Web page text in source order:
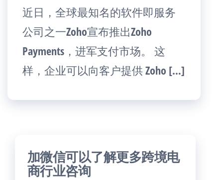
近日，全球最知名的软件即服务
公司之一Zoho宣布推出Zoho
Payments，进军支付市场。 这
样，企业可以向客户提供 Zoho […]
加微信可以了解更多跨境电
商行业咨询